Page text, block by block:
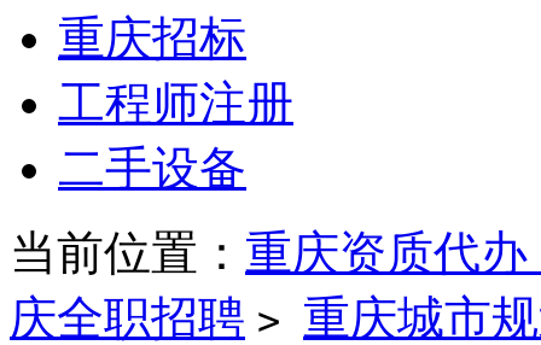
重庆招标
工程师注册
二手设备
当前位置： 重庆资质代
庆全职招聘 > 重庆城市